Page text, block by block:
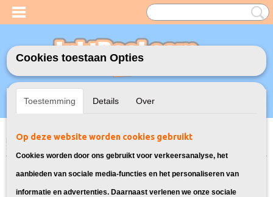
Inloggen Registreren
UW WINKELWAGEN
Home>Toners>CLT-4072 Toners voor Samsung> Toners voor
Laser toner cartridges geschikt voor
Cookies toestaan Opties
Toestemming Details Over
Op deze website worden cookies gebruikt
Cookies worden door ons gebruikt voor verkeersanalyse, het
aanbieden van sociale media-functies en het personaliseren van
informatie en advertenties. Daarnaast verlenen we onze sociale